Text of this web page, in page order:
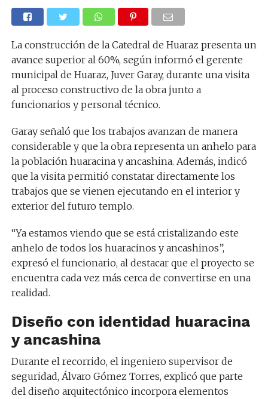
La construcción de la Catedral de Huaraz presenta un
avance superior al 60%, según informó el gerente
municipal de Huaraz, Juver Garay, durante una visita
al proceso constructivo de la obra junto a
funcionarios y personal técnico.
Garay señaló que los trabajos avanzan de manera
considerable y que la obra representa un anhelo para
la población huaracina y ancashina. Además, indicó
que la visita permitió constatar directamente los
trabajos que se vienen ejecutando en el interior y
exterior del futuro templo.
“Ya estamos viendo que se está cristalizando este
anhelo de todos los huaracinos y ancashinos”,
expresó el funcionario, al destacar que el proyecto se
encuentra cada vez más cerca de convertirse en una
realidad.
Diseño con identidad huaracina
y ancashina
Durante el recorrido, el ingeniero supervisor de
seguridad, Álvaro Gómez Torres, explicó que parte
del diseño arquitectónico incorpora elementos